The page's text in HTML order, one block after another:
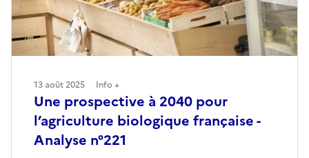
Une prospective à 2040 pour
l’agriculture biologique française -
Analyse n°221
13 août 2025 Info +